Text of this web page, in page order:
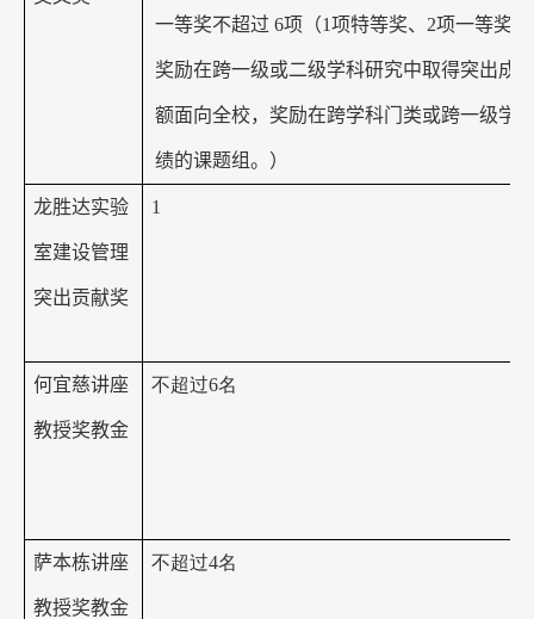
一等奖不超过 6项（1项特等奖、 2项一等奖
奖励在跨一级或二级学科研究中取得突出成
额面向全校，奖励在跨学科门类或跨一级学
绩的课题组。）
龙胜达实验
室建设管理
突出贡献奖
1
何宜慈讲座
教授奖教金
不超过6名
萨本栋讲座
教授奖教金
不超过4名